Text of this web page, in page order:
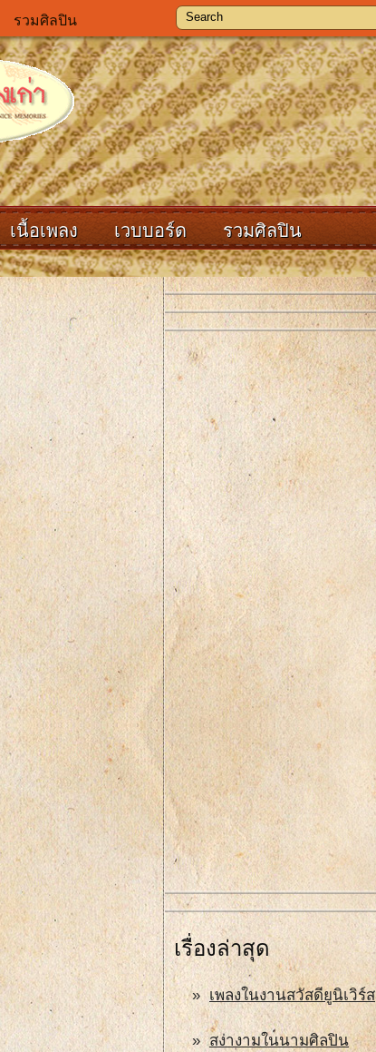
รวมศิลปิน
เนื้อเพลง เวบบอร์ด รวมศิลปิน
เรื่องล่าสุด
เพลงในงานสวัสดียูนิเวิร์ส
สง่างามในนามศิลปิน